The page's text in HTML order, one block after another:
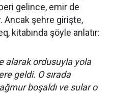
gelince, emir de
Ancak şehre girişte,
kitabında şöyle anlatır:
alarak ordusuyla yola
geldi. O sırada
boşaldı ve sular o